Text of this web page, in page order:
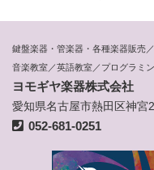
鍵盤楽器・管楽器・各種楽器販売
音楽教室／英語教室／プログラミ
ヨモギヤ楽器株式会社
愛知県名古屋市熱田区神宮
052-681-0251